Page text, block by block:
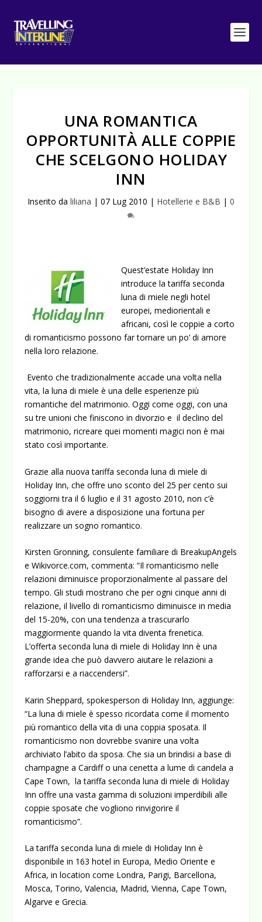
UNA ROMANTICA
OPPORTUNITÀ ALLE COPPIE
CHE SCELGONO HOLIDAY
INN
Inserito da liliana | 07 Lug 2010 | Hotellerie e B&B | 0
Quest’estate Holiday Inn
introduce la tariffa seconda
luna di miele negli hotel
europei, mediorientali e
africani, così le coppie a corto
di romanticismo possono far tornare un po’ di amore
nella loro relazione.
Evento che tradizionalmente accade una volta nella
vita, la luna di miele è una delle esperienze più
romantiche del matrimonio. Oggi come oggi, con una
su tre unioni che finiscono in divorzio e il declino del
matrimonio, ricreare quei momenti magici non è mai
stato così importante.
Grazie alla nuova tariffa seconda luna di miele di
Holiday Inn, che offre uno sconto del 25 per cento sui
soggiorni tra il 6 luglio e il 31 agosto 2010, non c’è
bisogno di avere a disposizione una fortuna per
realizzare un sogno romantico.
Kirsten Gronning, consulente familiare di BreakupAngels
e Wikivorce.com, commenta: “Il romanticismo nelle
relazioni diminuisce proporzionalmente al passare del
tempo. Gli studi mostrano che per ogni cinque anni di
relazione, il livello di romanticismo diminuisce in media
del 15-20%, con una tendenza a trascurarlo
maggiormente quando la vita diventa frenetica.
L’offerta seconda luna di miele di Holiday Inn è una
grande idea che può davvero aiutare le relazioni a
rafforzarsi e a riaccendersi”.
Karin Sheppard, spokesperson di Holiday Inn, aggiunge:
“La luna di miele è spesso ricordata come il momento
più romantico della vita di una coppia sposata. Il
romanticismo non dovrebbe svanire una volta
archiviato l’abito da sposa. Che sia un brindisi a base di
champagne a Cardiff o una cenetta a lume di candela a
Cape Town, la tariffa seconda luna di miele di Holiday
Inn offre una vasta gamma di soluzioni imperdibili alle
coppie sposate che vogliono rinvigorire il
romanticismo”.
La tariffa seconda luna di miele di Holiday Inn è
disponibile in 163 hotel in Europa, Medio Oriente e
Africa, in location come Londra, Parigi, Barcellona,
Mosca, Torino, Valencia, Madrid, Vienna, Cape Town,
Algarve e Grecia.